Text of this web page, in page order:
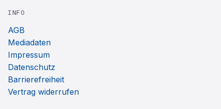
INFO
AGB
Mediadaten
Impressum
Datenschutz
Barrierefreiheit
Vertrag widerrufen